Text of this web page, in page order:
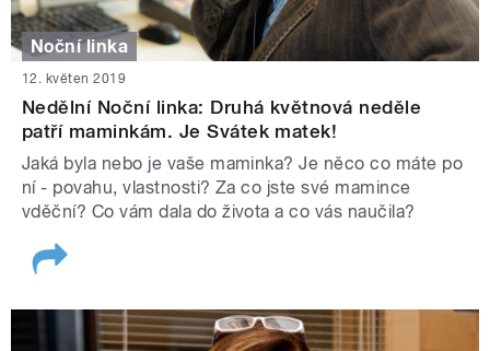
Noční linka
12. květen 2019
Nedělní Noční linka: Druhá květnová neděle
patří maminkám. Je Svátek matek!
Jaká byla nebo je vaše maminka? Je něco co máte po
ní - povahu, vlastnosti? Za co jste své mamince
vděční? Co vám dala do života a co vás naučila?